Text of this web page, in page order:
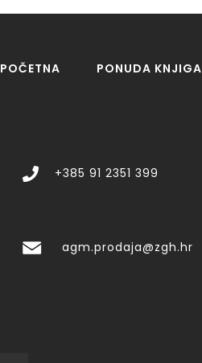
POČETNA PONUDA KNJIGA
+385 91 2351 399
agm.prodaja@zgh.hr